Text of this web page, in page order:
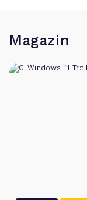
Magazin